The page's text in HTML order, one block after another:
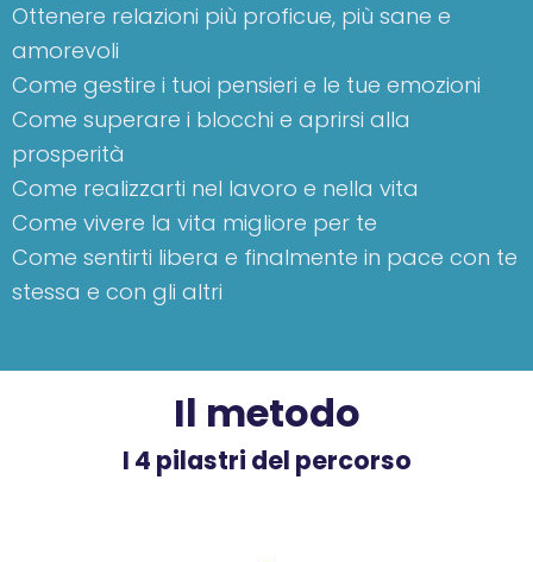
Ottenere relazioni più proficue, più sane e
amorevoli
Come gestire i tuoi pensieri e le tue emozioni
Come superare i blocchi e aprirsi alla
prosperità
Come realizzarti nel lavoro e nella vita
Come vivere la vita migliore per te
Come sentirti libera e finalmente in pace con te
stessa e con gli altri
Il metodo
I 4 pilastri del percorso